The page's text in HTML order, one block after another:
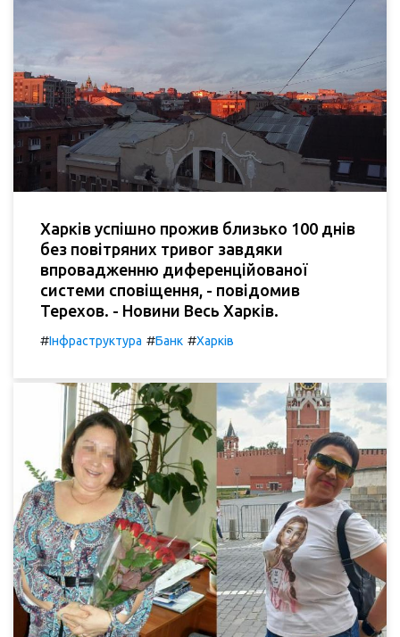
Харків успішно прожив близько 100 днів
без повітряних тривог завдяки
впровадженню диференційованої
системи сповіщення, - повідомив
Терехов. - Новини Весь Харків.
#Інфраструктура #Банк #Харків